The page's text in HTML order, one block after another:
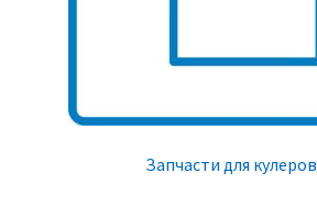
Запчасти для кулеров